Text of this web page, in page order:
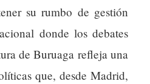
su rumbo de gestión
donde los debates
de Buruaga refleja una
que, desde Madrid,